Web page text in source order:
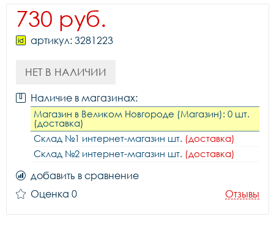
730 руб.
артикул: 3281223
НЕТ В НАЛИЧИИ
Наличие в магазинах:
Магазин в Великом Новгороде (Магазин): 0 шт.
(доставка)
Склад №1 интернет-магазин шт. (доставка)
Склад №2 интернет-магазин шт. (доставка)
добавить в сравнение
Оценка 0
Отзывы